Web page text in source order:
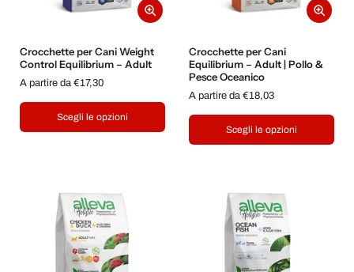
Crocchette per Cani Weight
Control Equilibrium – Adult
A partire da €17,30
Scegli le opzioni
Crocchette per Cani
Equilibrium – Adult | Pollo &
Pesce Oceanico
A partire da €18,03
Scegli le opzioni